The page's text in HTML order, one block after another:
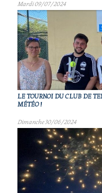
Mardi 09/07/2024
LE TOURNOI DU CLUB DE
MÉTÉO !
Dimanche 30/06/2024